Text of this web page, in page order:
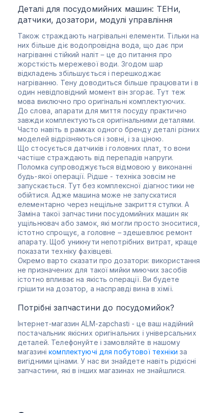
Деталі для посудомийних машин: ТЕНи,
датчики, дозатори, модулі управління
Також страждають нагрівальні елементи. Тільки на
них більше діє водопровідна вода, що дає при
нагріванні стійкий наліт – це до питання про
жорсткість мережевої води. Згодом шар
відкладень збільшується і перешкоджає
нагріванню. Тену доводиться більше працювати і в
один невідповідний момент він згорає. Тут теж
мова виключно про оригінальні комплектуючих.
До слова, апарати для миття посуду практично
завжди комплектуються оригінальними деталями.
Часто навіть в рамках одного бренду деталі різних
моделей відрізняються і зовні, і за ціною.
Що стосується датчиків і головних плат, то вони
частіше страждають від перепадів напруги.
Поломка супроводжується відмовою у виконанні
будь-якої операції. Рідше - техніка зовсім не
запускається. Тут без комплексної діагностики не
обійтися. Адже машина може не запускатися
елементарно через нещільне закриття стулки. А
Заміна такої запчастини посудомийних машин як
ущільнювач або замок, які могли просто зноситися,
істотно спрощує, а головне – здешевлює ремонт
апарату. Щоб уникнути непотрібних витрат, краще
показати техніку фахівцеві.
Окремо варто сказати про дозатори: використання
не призначених для такої мийки миючих засобів
істотно впливає на якість операції. Ви будете
грішити на дозатор, а насправді вина в хімії.
Потрібні запчастини до посудомийок?
Інтернет-магазин ALM-zapchasti - це ваш надійний
постачальник якісних оригінальних і універсальних
деталей. Телефонуйте і замовляйте в нашому
магазинікомплектуючі для побутової техніки за
вигідними цінами. У нас ви знайдете навіть рідкісні
запчастини, які в інших магазинах не знайшлися.